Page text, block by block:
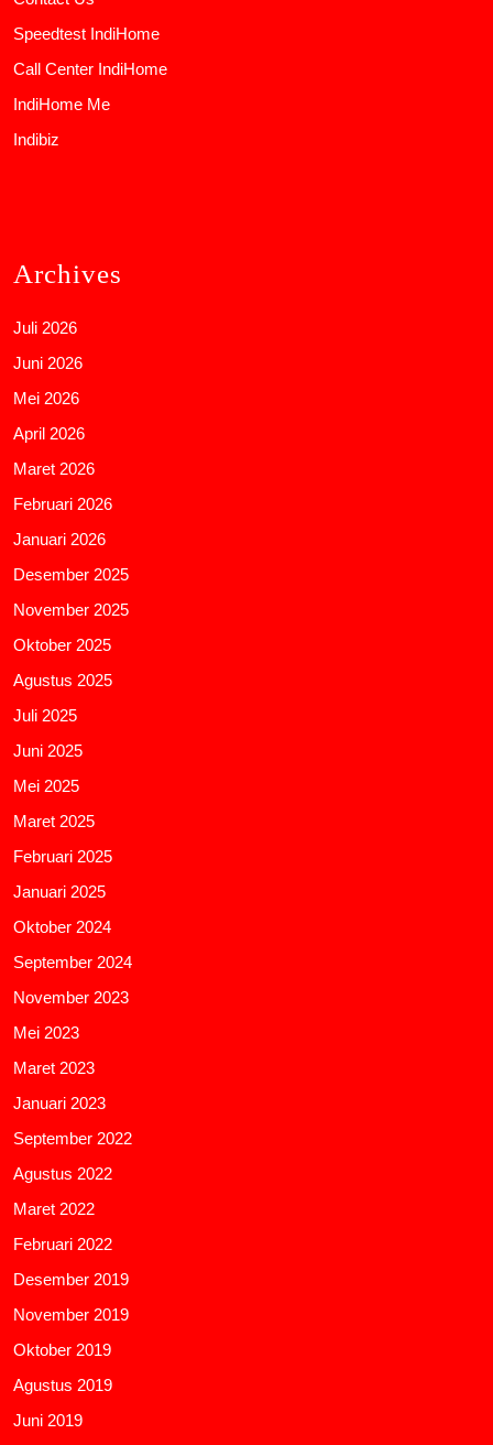
Speedtest IndiHome
Call Center IndiHome
IndiHome Me
Indibiz
Archives
Juli 2026
Juni 2026
Mei 2026
April 2026
Maret 2026
Februari 2026
Januari 2026
Desember 2025
November 2025
Oktober 2025
Agustus 2025
Juli 2025
Juni 2025
Mei 2025
Maret 2025
Februari 2025
Januari 2025
Oktober 2024
September 2024
November 2023
Mei 2023
Maret 2023
Januari 2023
September 2022
Agustus 2022
Maret 2022
Februari 2022
Desember 2019
November 2019
Oktober 2019
Agustus 2019
Juni 2019